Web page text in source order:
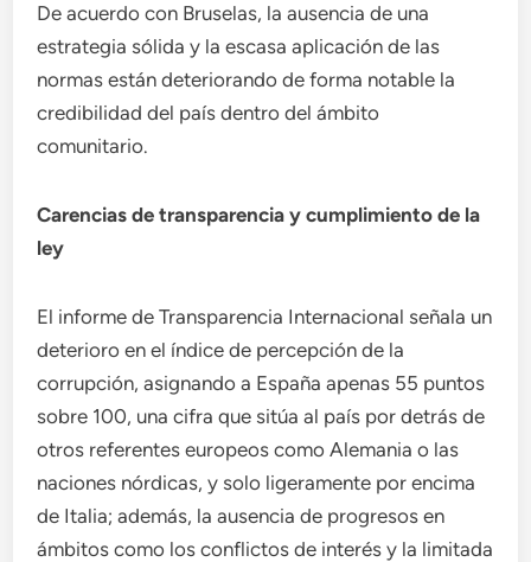
De acuerdo con Bruselas, la ausencia de una
estrategia sólida y la escasa aplicación de las
normas están deteriorando de forma notable la
credibilidad del país dentro del ámbito
comunitario.
Carencias de transparencia y cumplimiento de la
ley
El informe de Transparencia Internacional señala un
deterioro en el índice de percepción de la
corrupción, asignando a España apenas 55 puntos
sobre 100, una cifra que sitúa al país por detrás de
otros referentes europeos como Alemania o las
naciones nórdicas, y solo ligeramente por encima
de Italia; además, la ausencia de progresos en
ámbitos como los conflictos de interés y la limitada